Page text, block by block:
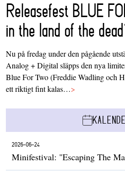
Releasefest BLUE
in the land of the
Nu på fredag under den pågående
Analog + Digital släpps den nya
Blue For Two (Freddie Wadling och
ett riktigt fint kalas…>
2026-06-24
Minifestival: "Escaping The